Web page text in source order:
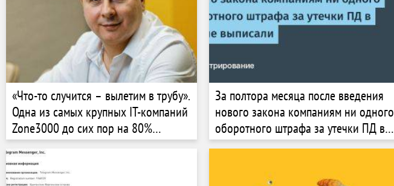
«Что-то случится – вылетим в трубу».
Одна из самых крупных IT-компаний
Zone3000 до сих пор на 80%
зависит от одного заказчика, но не
меняет стратегию. Почему?
Интервью CEO
За полтора месяца после введения
нового закона компаниям ни одного
оборотного штрафа за утечки ПД в
РКН не выписали